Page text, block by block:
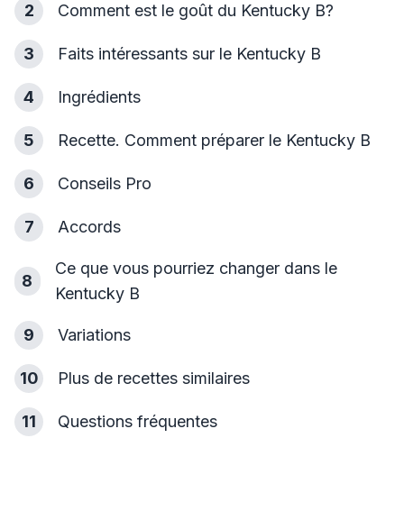
2 Comment est le goût du Kentucky B?
3 Faits intéressants sur le Kentucky B
4 Ingrédients
5 Recette. Comment préparer le Kentucky B
6 Conseils Pro
7 Accords
8
Ce que vous pourriez changer dans le
Kentucky B
9 Variations
10 Plus de recettes similaires
11 Questions fréquentes